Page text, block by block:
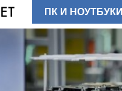
ПК И НОУТБУКИ